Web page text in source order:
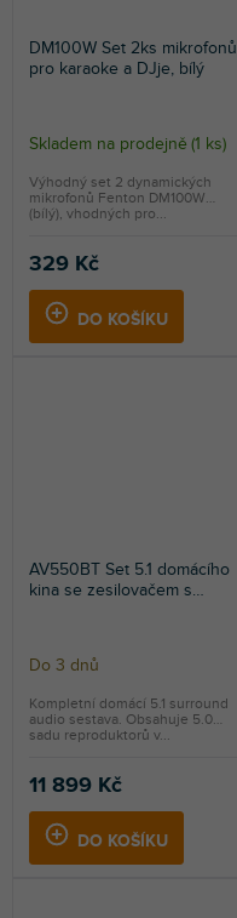
DM100W Set 2ks mikrofonů
pro karaoke a DJje, bílý
Skladem na prodejně (1 ks)
329 Kč
DO KOŠÍKU
Výhodný set 2 dynamických
mikrofonů Fenton DM100W
(bílý), vhodných pro...
AV550BT Set 5.1 domácího
kina se zesilovačem s
Do 3 dnů
11 899 Kč
DO KOŠÍKU
Kompletní domácí 5.1 surround
audio sestava. Obsahuje 5.0
sadu reproduktorů v...